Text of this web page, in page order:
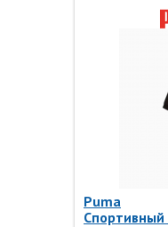
Puma
Спортивный